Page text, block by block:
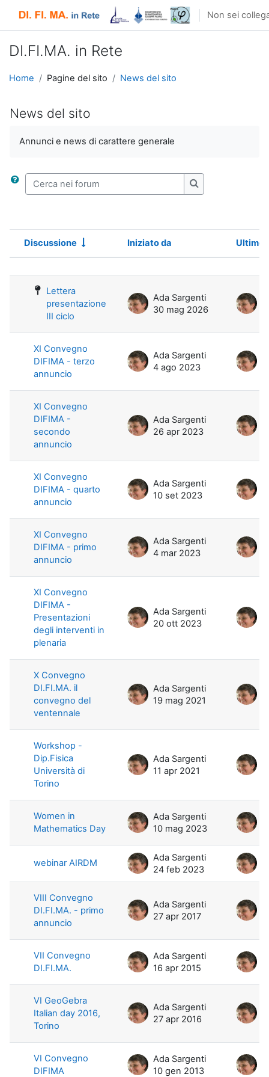
Non sei
DI.FI.MA. in Rete
Home Pagine del sito News del sito
News del sito
Annunci e news di carattere generale
Cerca nei forum
Cerca nei forum
Stato
Discussione Iniziato da Ultimo
Lettera
presentazione
III ciclo
Ada Sargenti
30 mag 2026
XI Convegno
DIFIMA - terzo
annuncio
Ada Sargenti
4 ago 2023
XI Convegno
DIFIMA -
secondo
annuncio
Ada Sargenti
26 apr 2023
XI Convegno
DIFIMA - quarto
annuncio
Ada Sargenti
10 set 2023
XI Convegno
DIFIMA - primo
annuncio
Ada Sargenti
4 mar 2023
XI Convegno
DIFIMA -
Presentazioni
degli interventi in
plenaria
Ada Sargenti
20 ott 2023
X Convegno
DI.FI.MA. il
convegno del
ventennale
Ada Sargenti
19 mag 2021
Workshop -
Dip.Fisica
Università di
Torino
Ada Sargenti
11 apr 2021
Women in
Mathematics Day
Ada Sargenti
10 mag 2023
webinar AIRDM
Ada Sargenti
24 feb 2023
VIII Convegno
DI.FI.MA. - primo
annuncio
Ada Sargenti
27 apr 2017
VII Convegno
DI.FI.MA.
Ada Sargenti
16 apr 2015
VI GeoGebra
Italian day 2016,
Torino
Ada Sargenti
27 apr 2016
VI Convegno
DIFIMA
Ada Sargenti
10 gen 2013